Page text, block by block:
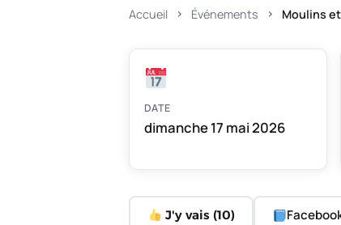
Accueil Événements Moulins
DATE
dimanche 17 mai 2026
J'y vais (10)